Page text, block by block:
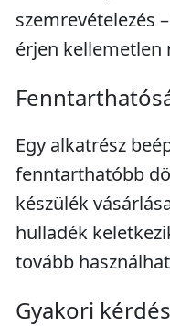
szemrevételezés
érjen kellemetlen
Egy alkatrész
fenntarthatóbb
készülék
hulladék
tovább
Gyakori